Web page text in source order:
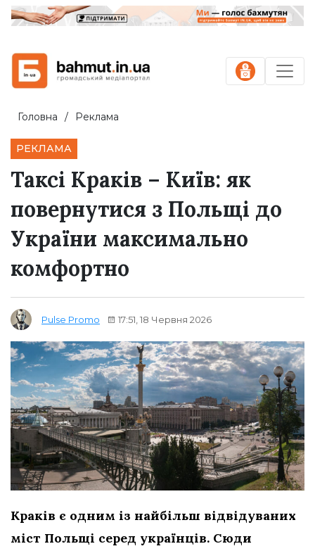
Головна Реклама
РЕКЛАМА
Таксі Краків – Київ: як
повернутися з Польщі до
України максимально
комфортно
Pulse Promo 17:51, 18 Червня 2026
Краків є одним із найбільш відвідуваних
міст Польщі серед українців. Сюди